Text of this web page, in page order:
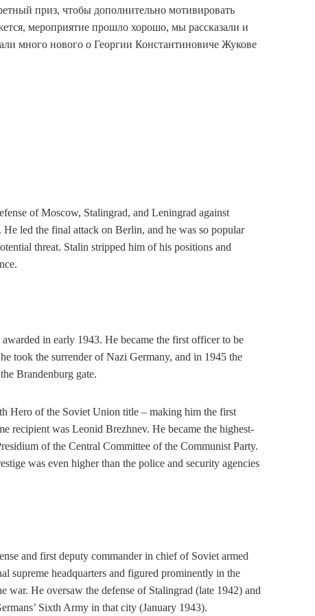
приз, чтобы дополнительно мотивировать
мероприятие прошло хорошо, мы рассказали и
много нового о Георгии Константиновиче Жукове
of Moscow, Stalingrad, and Leningrad against
led the final attack on Berlin, and he was so popular
threat. Stalin stripped him of his positions and
in early 1943. He became the first officer to be
took the surrender of Nazi Germany, and in 1945 the
Brandenburg gate.
Hero of the Soviet Union title – making him the first
recipient was Leonid Brezhnev. He became the highest-
of the Central Committee of the Communist Party.
was even higher than the police and security agencies
and first deputy commander in chief of Soviet armed
supreme headquarters and figured prominently in the
war. He oversaw the defense of Stalingrad (late 1942) and
Sixth Army in that city (January 1943).